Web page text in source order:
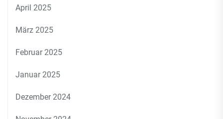
April 2025
März 2025
Februar 2025
Januar 2025
Dezember 2024